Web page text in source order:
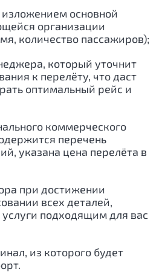
изложением основной
организации
количество пассажиров);
который уточнит
к перелёту, что даст
оптимальный рейс и
коммерческого
перечень
указана цена перелёта в
при достижении
всех деталей,
услуги подходящим для вас
из которого будет